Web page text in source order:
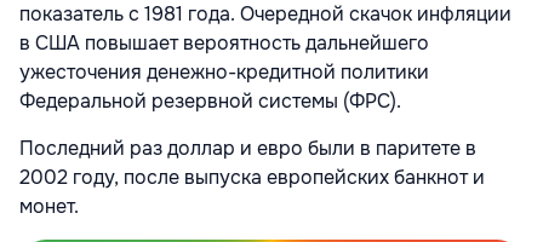
показатель с 1981 года. Очередной скачок инфляции
в США повышает вероятность дальнейшего
ужесточения денежно-кредитной политики
Федеральной резервной системы (ФРС).
Последний раз доллар и евро были в паритете в
2002 году, после выпуска европейских банкнот и
монет.